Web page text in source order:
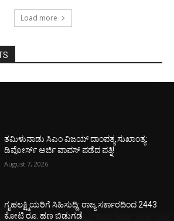
Load more
ತಮಿಳುನಾಡು ಸಿಎಂ ವಿಜಯ್‌ ದಾಂಪತ್ಯ ಸುಖಾಂತ್ಯ:
ಡಿವೋರ್ಸ್‌ ಅರ್ಜಿ ವಾಪಸ್‌ ಪಡೆದ ಪತ್ನಿ!
August 7, 2026
ಗೃಹಲಕ್ಷ್ಮಿಯರಿಗೆ ಸಿಹಿಸುದ್ದಿ: ರಾಜ್ಯ ಸರ್ಕಾರದಿಂದ 2443
ಕೋಟಿ ರೂ. ಹಣ ಬಿಡುಗಡೆ